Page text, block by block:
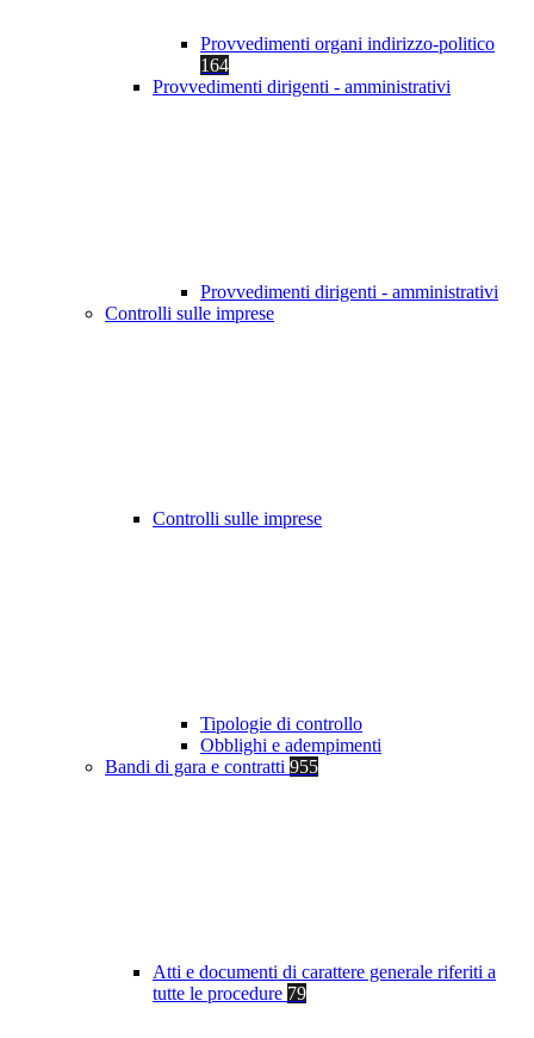
Provvedimenti organi indirizzo-politico
164
Provvedimenti dirigenti - amministrativi
Provvedimenti dirigenti - amministrativi
Controlli sulle imprese
Controlli sulle imprese
Tipologie di controllo
Obblighi e adempimenti
Bandi di gara e contratti 955
Atti e documenti di carattere generale riferiti a
tutte le procedure 79